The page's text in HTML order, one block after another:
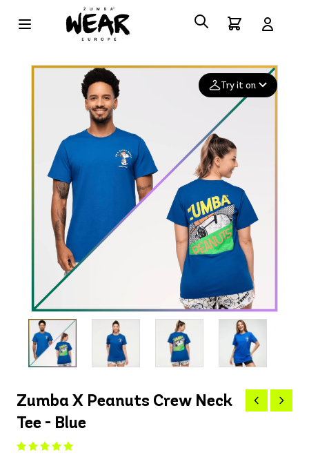
Try it on
Add your
photo
Deleted after 24 hours
Zumba X Peanuts Crew Neck
Tee - Blue